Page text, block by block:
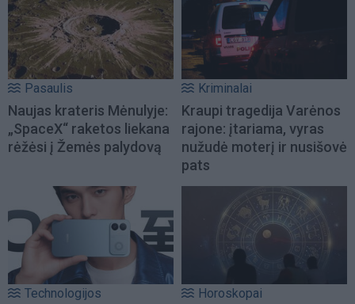
Pasaulis
Naujas krateris Mėnulyje:
„SpaceX“ raketos liekana
rėžėsi į Žemės palydovą
Kriminalai
Kraupi tragedija Varėnos
rajone: įtariama, vyras
nužudė moterį ir nusišovė
pats
Technologijos Horoskopai